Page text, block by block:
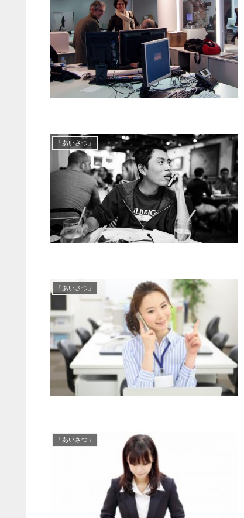
「あいさつ」
「あいさつ」
「あいさつ」